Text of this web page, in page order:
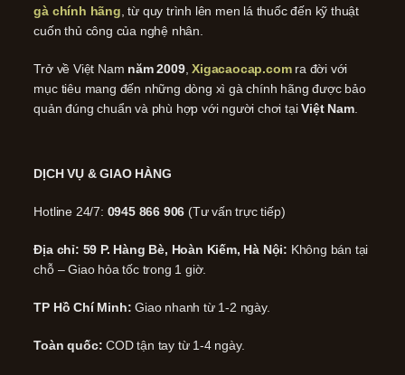
gà chính hãng, từ quy trình lên men lá thuốc đến kỹ thuật
cuốn thủ công của nghệ nhân.
Trở về Việt Nam năm 2009,Xigacaocap.comra đời với
mục tiêu mang đến những dòng xì gà chính hãng được bảo
quản đúng chuẩn và phù hợp với người chơi tạiViệt Nam.
DỊCH VỤ & GIAO HÀNG
Hotline 24/7: 0945 866 906 (Tư vấn trực tiếp)
Địa chỉ: 59 P. Hàng Bè, Hoàn Kiếm, Hà Nội: Không bán tại
chỗ – Giao hỏa tốc trong 1 giờ.
TP Hồ Chí Minh: Giao nhanh từ 1-2 ngày.
Toàn quốc: COD tận tay từ 1-4 ngày.